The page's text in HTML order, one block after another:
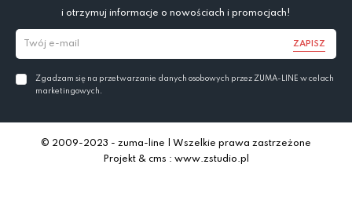
i otrzymuj informacje o nowościach i promocjach!
ZAPISZ
Zgadzam się na przetwarzanie danych osobowych przez ZUMA-LINE w celach
marketingowych.
© 2009-2023 - zuma-line | Wszelkie prawa zastrzeżone
Projekt & cms : www.zstudio.pl